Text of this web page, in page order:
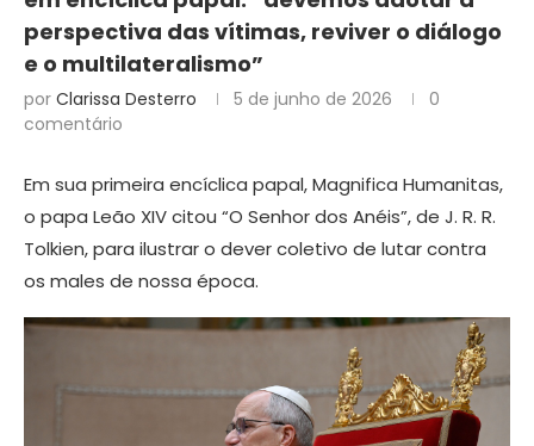
perspectiva das vítimas, reviver o diálogo
e o multilateralismo”
por Clarissa Desterro 5 de junho de 2026
0
comentário
Em sua primeira encíclica papal, Magnifica Humanitas,
o papa Leão XIV citou “O Senhor dos Anéis”, de J. R. R.
Tolkien, para ilustrar o dever coletivo de lutar contra
os males de nossa época.